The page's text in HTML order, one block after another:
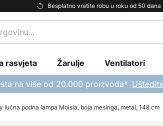
Besplatno vratite robu u roku od 50 dana
rasvjeta Žarulje Ventilatori
na više od 20.000 proizvoda*
lučna podna lampa Moisia, boja mesinga, metal, 148 cm